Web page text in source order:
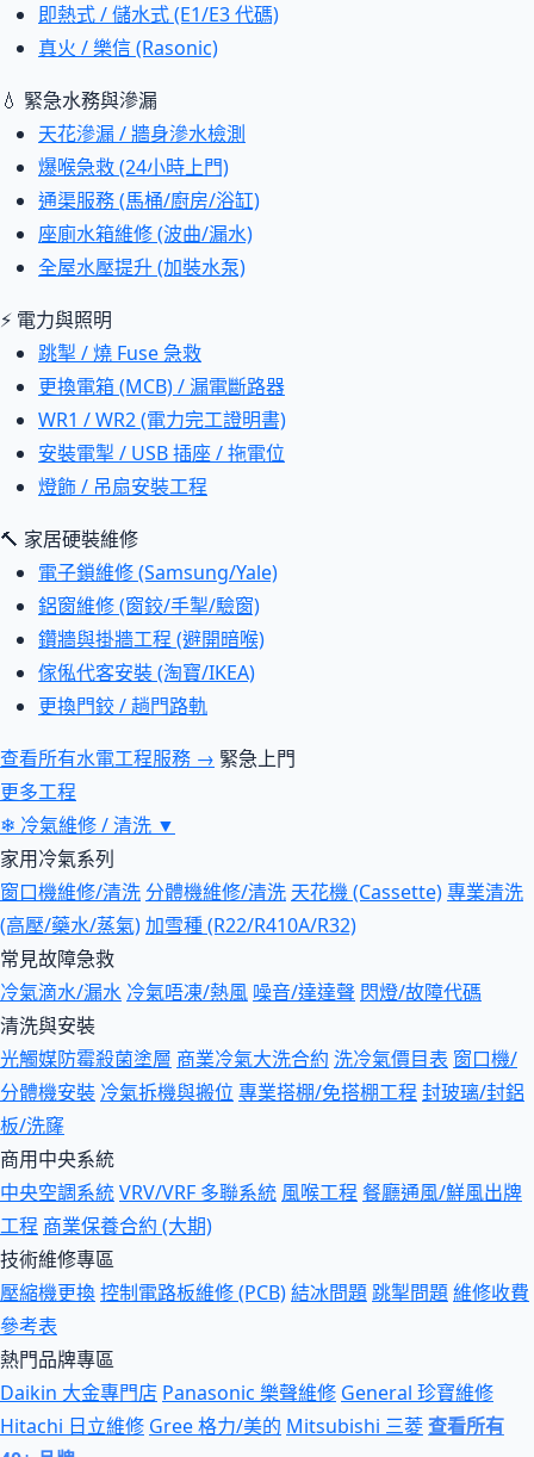
即熱式 / 儲水式 (E1/E3 代碼)
真火 / 樂信 (Rasonic)
💧 緊急水務與滲漏
天花滲漏 / 牆身滲水檢測
爆喉急救 (24小時上門)
通渠服務 (馬桶/廚房/浴缸)
座廁水箱維修 (波曲/漏水)
全屋水壓提升 (加裝水泵)
⚡ 電力與照明
跳掣 / 燒 Fuse 急救
更換電箱 (MCB) / 漏電斷路器
WR1 / WR2 (電力完工證明書)
安裝電掣 / USB 插座 / 拖電位
燈飾 / 吊扇安裝工程
🔨 家居硬裝維修
電子鎖維修 (Samsung/Yale)
鋁窗維修 (窗鉸/手掣/驗窗)
鑽牆與掛牆工程 (避開暗喉)
傢俬代客安裝 (淘寶/IKEA)
更換門鉸 / 趟門路軌
查看所有水電工程服務 → 緊急上門
更多工程
❄ 冷氣維修 / 清洗 ▼
家用冷氣系列
窗口機維修/清洗 分體機維修/清洗 天花機 (Cassette)專業清洗
(高壓/藥水/蒸氣)加雪種 (R22/R410A/R32)
常見故障急救
冷氣滴水/漏水 冷氣唔凍/熱風 噪音/達達聲 閃燈/故障代碼
清洗與安裝
光觸媒防霉殺菌塗層 商業冷氣大洗合約 洗冷氣價目表 窗口機/
分體機安裝 冷氣拆機與搬位 專業搭棚/免搭棚工程 封玻璃/封鋁
板/洗窿
商用中央系統
中央空調系統VRV/VRF 多聯系統 風喉工程 餐廳通風/鮮風出牌
工程 商業保養合約 (大期)
技術維修專區
壓縮機更換控制電路板維修 (PCB)結冰問題跳掣問題維修收費
參考表
熱門品牌專區
Daikin 大金專門店 Panasonic 樂聲維修 General 珍寶維修
Hitachi 日立維修 Gree 格力/美的 Mitsubishi 三菱查看所有